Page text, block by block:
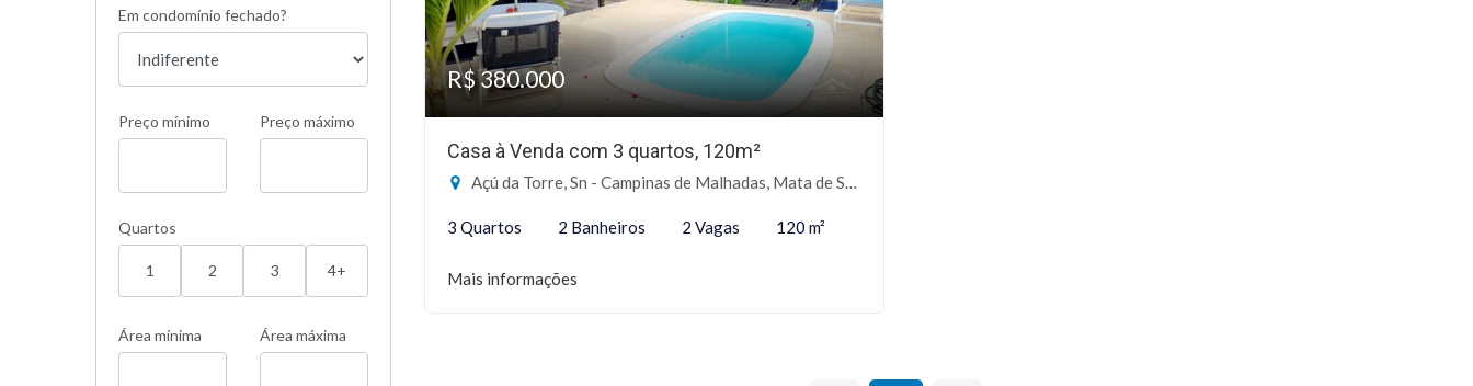
Em condomínio fechado?
Preço mínimo Preço máximo
Quartos
1 2 3 4+
Área mínima Área máxima
R$ 380.000
Casa à Venda com 3 quartos, 120m²
Açú da Torre, Sn - Campinas de Malhadas, Mata de São João-BA
3 Quartos 2 Banheiros 2 Vagas 120 m²
Mais informações